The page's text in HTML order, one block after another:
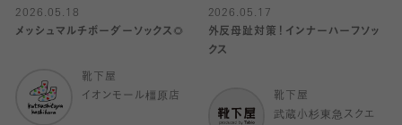
2026.05.18
メッシュマルチボーダーソックス🌻
靴下屋
イオンモール橿原店
2026.05.17
外反母趾対策！インナーハーフソッ
クス
靴下屋
武蔵小杉東急スクエ